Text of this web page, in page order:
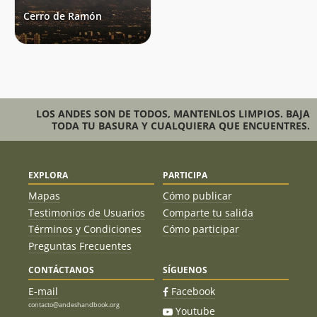
06/08/22 René Pérez Hernández
21/07/22 Jonathan Oliva
02/07/22 René Pérez Hernández
26/06/22 Carlos Guerrero
30/04/22
03/04/22 Elsbeth König
28/03/22 Rodolfo Sepulveda
24/03/22 Cristián Gálvez
18/03/22 René Pérez Hernández
Cerro de Ramón
LOS ANDES SON DE TODOS, MANTENLOS LIMPIOS. BAJA
TODA TU BASURA Y CUALQUIERA QUE ENCUENTRES.
EXPLORA
Mapas
Testimonios de Usuarios
Términos y Condiciones
Preguntas Frecuentes
PARTICIPA
Cómo publicar
Comparte tu salida
Cómo participar
CONTÁCTANOS
E-mail
contacto@andeshandbook.org
SÍGUENOS
Facebook
Youtube